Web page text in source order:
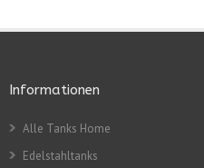
Informationen
Alle Tanks Home
Edelstahltanks